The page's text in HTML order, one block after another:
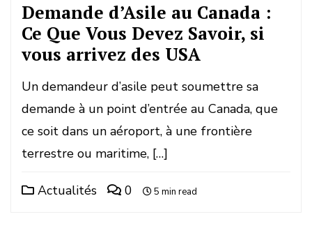
Demande d’Asile au Canada :
Ce Que Vous Devez Savoir, si
vous arrivez des USA
Un demandeur d’asile peut soumettre sa
demande à un point d’entrée au Canada, que
ce soit dans un aéroport, à une frontière
terrestre ou maritime, […]
Actualités 0 5 min read